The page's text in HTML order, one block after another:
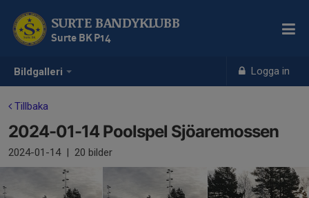
Bildgalleri Logga in
SURTE BANDYKLUBB
Surte BK P14
Tillbaka
2024-01-14 Poolspel Sjöaremossen
2024-01-14 | 20 bilder